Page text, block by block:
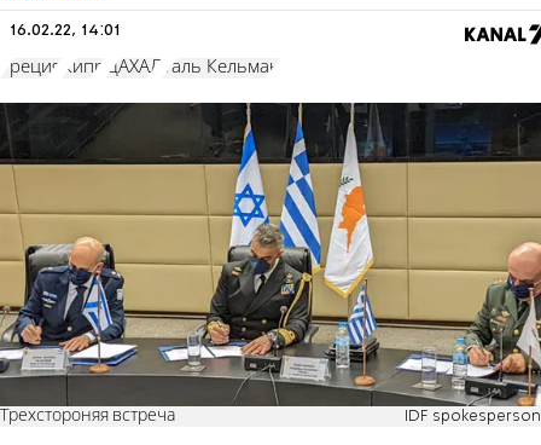
16.02.22, 14:01
Греция Кипр ЦАХАЛ Таль Кельман
Трехстороняя встреча IDF spokesperson